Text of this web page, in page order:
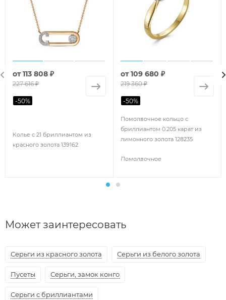
Колье с 21 бриллиантом из
красного золота 139162
от113 808 ₽
227 616 ₽
-50%
Помолвочное кольцо с
бриллиантом 0.205 карат из
лимонного золота 128235
Помолвочное
от109 680 ₽
219 360 ₽
-50%
Может заинтересовать
Серьги из красного золота Серьги из белого золота
Пусеты Серьги, замок конго
Серьги с бриллиантами